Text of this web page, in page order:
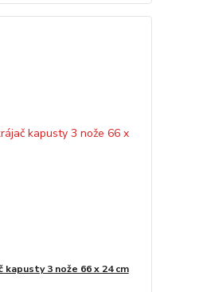
kapusty 3 nože 66 x 24 cm